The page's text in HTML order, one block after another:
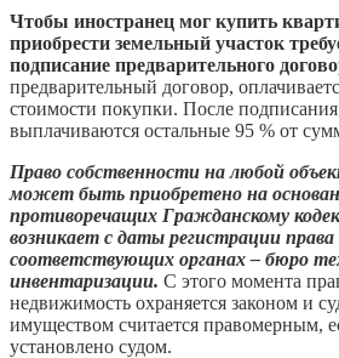
Чтобы иностранец мог купить
приобрести земельный участок
подписание предварительного
предварительный договор,
стоимости покупки. После
выплачиваются остальные 95 % от
Право собственности на любой
может быть приобретено на
противоречащих Гражданскому
возникает с даты регистрации
соответствующих органах – бюро
инвентаризации. С этого момента
недвижимость охраняется законом и
имуществом считается правомерным,
установлено судом.